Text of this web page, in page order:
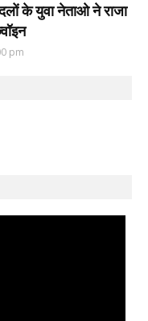
के युवा नेताओ ने राजा
pm